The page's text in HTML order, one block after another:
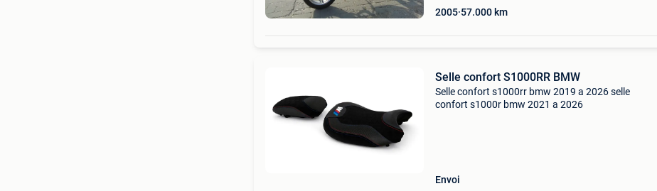
2005 57.000 km
Selle confort S1000RR BMW
Selle confort s1000rr bmw 2019 a 2026 selle
confort s1000r bmw 2021 a 2026
Envoi